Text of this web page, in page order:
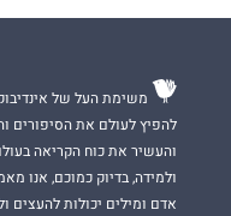
משימת העל של
להפיץ לעולם את הסיפורים
והעשיר את כוח הקריאה
ולמידה, בדיוק כמוכם, אנו
אדם ומילים יכולות